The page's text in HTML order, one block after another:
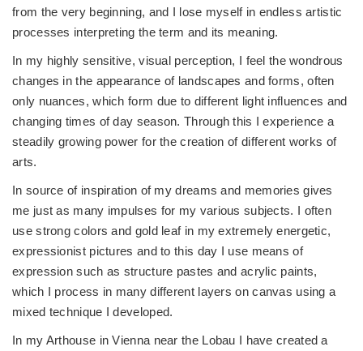
from the very beginning, and I lose myself in endless artistic
processes interpreting the term and its meaning.
In my highly sensitive, visual perception, I feel the wondrous
changes in the appearance of landscapes and forms, often
only nuances, which form due to different light influences and
changing times of day season. Through this I experience a
steadily growing power for the creation of different works of
arts.
In source of inspiration of my dreams and memories gives
me just as many impulses for my various subjects. I often
use strong colors and gold leaf in my extremely energetic,
expressionist pictures and to this day I use means of
expression such as structure pastes and acrylic paints,
which I process in many different layers on canvas using a
mixed technique I developed.
In my Arthouse in Vienna near the Lobau I have created a